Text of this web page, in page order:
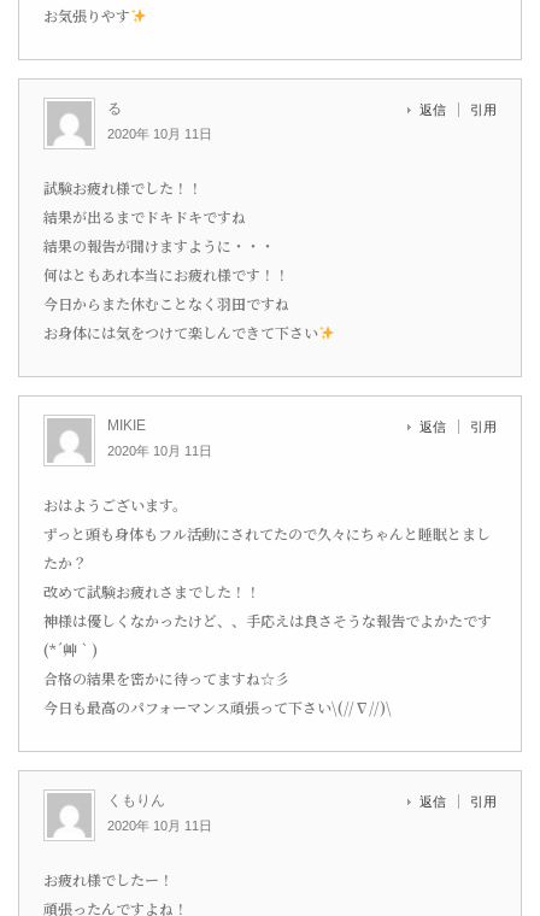
お気張りやす
る
2020年 10月 11日
返信 引用
試験お疲れ様でした！！
結果が出るまでドキドキですね
結果の報告が聞けますように・・・
何はともあれ本当にお疲れ様です！！
今日からまた休むことなく羽田ですね
お身体には気をつけて楽しんできて下さい
MIKIE
2020年 10月 11日
返信 引用
おはようございます。
ずっと頭も身体もフル活動にされてたので久々にちゃんと睡眠とまし
たか？
改めて試験お疲れさまでした！！
神様は優しくなかったけど、、手応えは良さそうな報告でよかたです
(*´艸｀)
合格の結果を密かに待ってますね☆彡
今日も最高のパフォーマンス頑張って下さい\(//∇//)\
くもりん
2020年 10月 11日
返信 引用
お疲れ様でしたー！
頑張ったんですよね！